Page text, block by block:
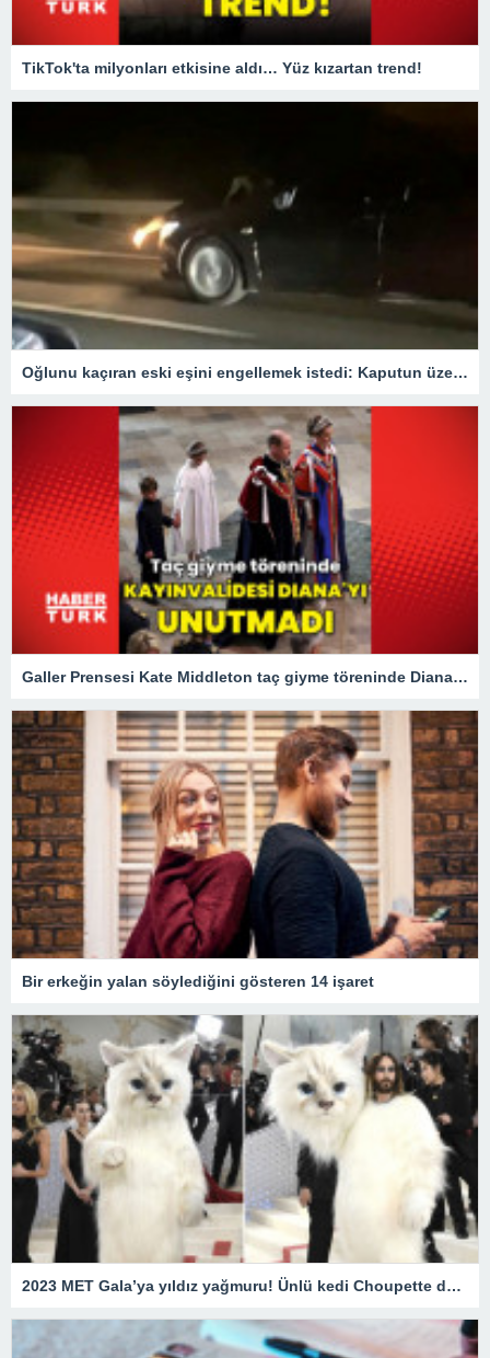
TikTok'ta milyonları etkisine aldı… Yüz kızartan trend!
Oğlunu kaçıran eski eşini engellemek istedi: Kaputun üzerinde 40 km gitti
Galler Prensesi Kate Middleton taç giyme töreninde Diana'yı unutmadı
Bir erkeğin yalan söylediğini gösteren 14 işaret
2023 MET Gala’ya yıldız yağmuru! Ünlü kedi Choupette de unutulmadı